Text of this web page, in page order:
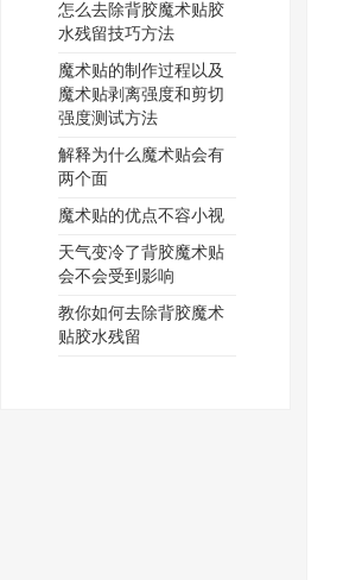
怎么去除背胶魔术贴胶
水残留技巧方法
魔术贴的制作过程以及
魔术贴剥离强度和剪切
强度测试方法
解释为什么魔术贴会有
两个面
魔术贴的优点不容小视
天气变冷了背胶魔术贴
会不会受到影响
教你如何去除背胶魔术
贴胶水残留